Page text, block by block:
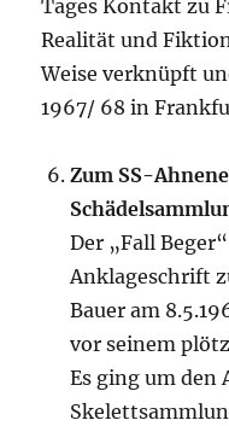
Tages Kontakt zu
Realität und
Weise verknüpft
1967/ 68 in
Zum SS-
Der „Fall
Anklageschrift
Bauer am
vor seinem
Es ging um den